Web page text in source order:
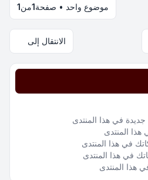
موضوع واحد • صفحة1من1
الانتقال إلى
جديدة في هذا المنتدى
هذا المنتدى
في هذا المنتدى
في هذا المنتدى
هذا المنتدى